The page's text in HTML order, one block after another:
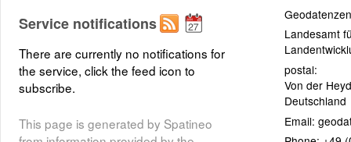
Landesamt
postal:
Von der
Deutschland
Email:
Service notifications
There are currently no notifications for
the service, click the feed icon to
subscribe.
This page is generated by Spatineo